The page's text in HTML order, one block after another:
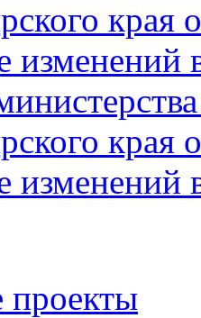
изменений
изменений
проекты